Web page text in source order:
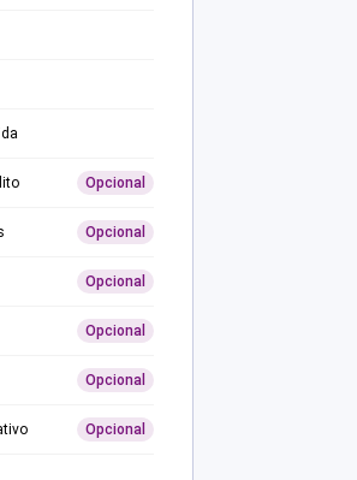
Opcional
Opcional
Opcional
Opcional
Opcional
Opcional